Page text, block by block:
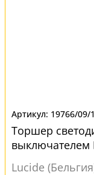
19766/09/
Торшер
выключателем
LED лампами
Lucide